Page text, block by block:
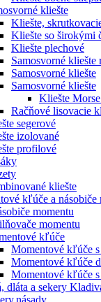
kliešte
Kliešte,
Kliešte so širokými
Kliešte plechové
Samosvorné kliešte
Samosvorné kliešte
Samosvorné kliešte
Kliešte
Račňové lisovacie
segerové
izolované
profilové
kliešte
momentu
momentu
kľúče
Momentové kľúče
Momentové kľúče
Momentové kľúče